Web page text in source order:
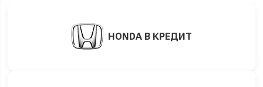
HONDA В КРЕДИТ